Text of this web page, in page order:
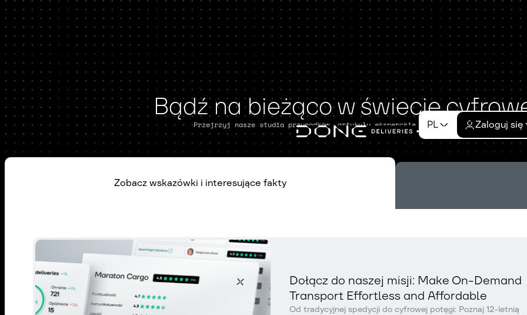
PL Zaloguj się
Bądź na bieżąco w świecie
Przejrzyj nasze studia przypadków, artykuły eksperckie, raporty branżowe i
Zobacz wskazówki i interesujące fakty
Dołącz do naszej misji: Make On-Demand
Transport Effortless and Affordable
Od tradycyjnej spedycji do cyfrowej potęgi: Poznaj 12-letnią